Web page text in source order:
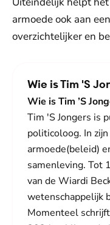
armoede ook aan
overzichtelijker en
Wie is Tim 'S
Wie is Tim ’S
Tim 'S Jongers is
politicoloog. In
armoede(beleid)
samenleving. Tot
van de Wiardi
wetenschappelijk
Momenteel